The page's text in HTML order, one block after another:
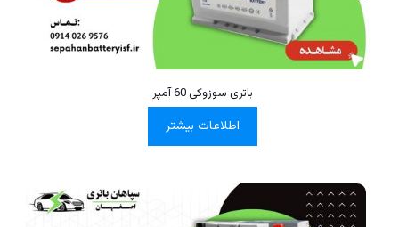
باتری سوزوکی 60 آمپر
اطلاعات بیشتر